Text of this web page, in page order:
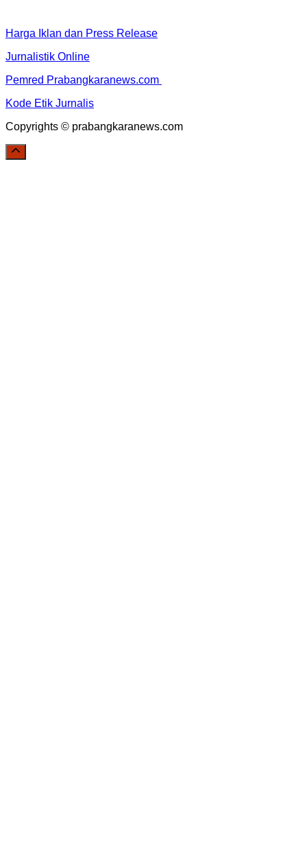
Harga Iklan dan Press Release
Jurnalistik Online
Pemred Prabangkaranews.com
Kode Etik Jurnalis
Copyrights © prabangkaranews.com